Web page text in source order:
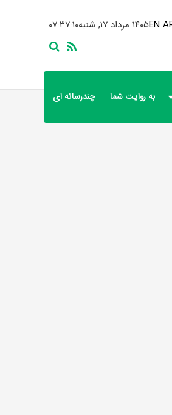
۰۷:۳۷:۱۰ ۱۴۰۵ مرداد ۱۷, شنبهEN
به روایت شما چندرسانه ای